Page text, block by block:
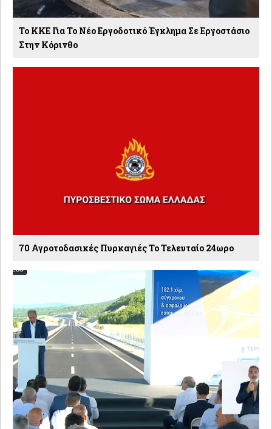
Το ΚΚΕ Για Το Νέο Εργοδοτικό Έγκλημα Σε Εργοστάσιο
Στην Κόρινθο
70 Αγροτοδασικές Πυρκαγιές Το Τελευταίο 24ωρο